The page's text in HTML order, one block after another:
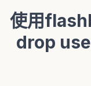
⌘K
使用
drop